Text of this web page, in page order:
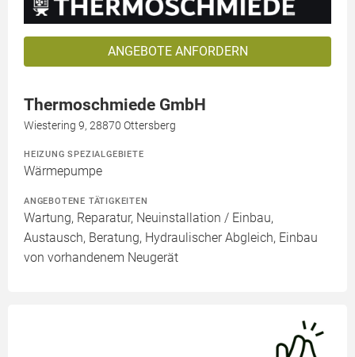
ANGEBOTE ANFORDERN
Thermoschmiede GmbH
Wiestering 9, 28870 Ottersberg
HEIZUNG SPEZIALGEBIETE
Wärmepumpe
ANGEBOTENE TÄTIGKEITEN
Wartung, Reparatur, Neuinstallation / Einbau,
Austausch, Beratung, Hydraulischer Abgleich, Einbau
von vorhandenem Neugerät